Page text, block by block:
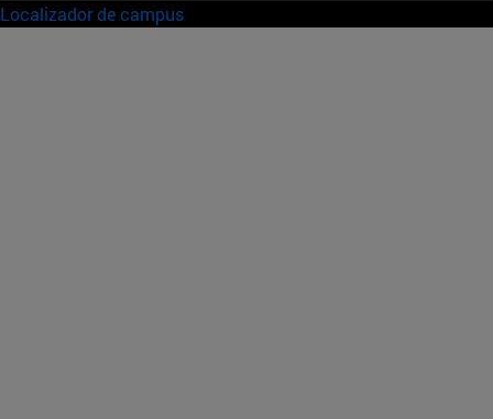
Localizador de campus